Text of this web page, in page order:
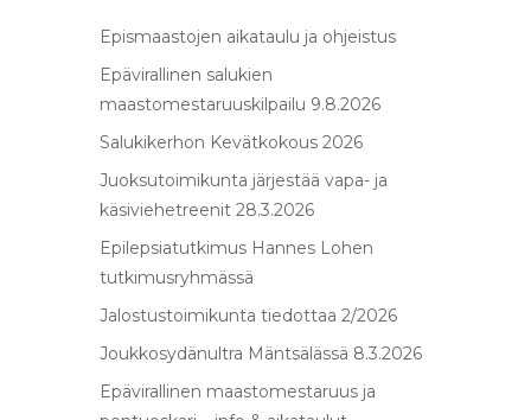
Epismaastojen aikataulu ja ohjeistus
Epävirallinen salukien
maastomestaruuskilpailu 9.8.2026
Salukikerhon Kevätkokous 2026
Juoksutoimikunta järjestää vapa- ja
käsiviehetreenit 28.3.2026
Epilepsiatutkimus Hannes Lohen
tutkimusryhmässä
Jalostustoimikunta tiedottaa 2/2026
Joukkosydänultra Mäntsälässä 8.3.2026
Epävirallinen maastomestaruus ja